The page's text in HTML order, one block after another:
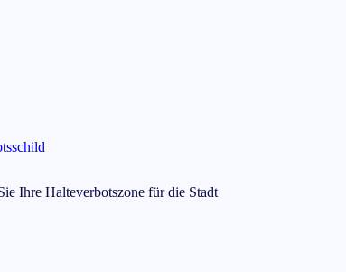
Ihre Halteverbotszone für die Stadt